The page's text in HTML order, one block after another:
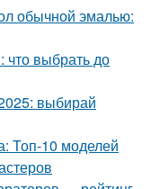
обычной эмалью:
что выбрать до
выбирай
Топ-10 моделей